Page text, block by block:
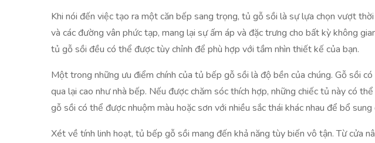
Khi nói đến việc tạo ra một căn bếp sang trọng, tủ gỗ sồi là sự lựa chọn vượt
và các đường vân phức tạp, mang lại sự ấm áp và đặc trưng cho bất kỳ không
tủ gỗ sồi đều có thể được tùy chỉnh để phù hợp với tầm nhìn thiết kế của bạn.
Một trong những ưu điểm chính của tủ bếp gỗ sồi là độ bền của chúng. Gỗ sồi
qua lại cao như nhà bếp. Nếu được chăm sóc thích hợp, những chiếc tủ này có
gỗ sồi có thể được nhuộm màu hoặc sơn với nhiều sắc thái khác nhau để bổ
Xét về tính linh hoạt, tủ bếp gỗ sồi mang đến khả năng tùy biến vô tận. Từ cửa